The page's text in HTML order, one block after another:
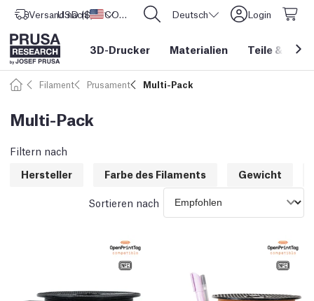
Versand nach Vereinigte Staaten
USD ($) CORE One L: Jetzt auf Lager! Deutsch Login
3D-Drucker Materialien Teile &
Filament Prusament Multi-Pack
Multi-Pack
Filtern nach
Hersteller
Farbe des Filaments Gewicht
Sortieren nach